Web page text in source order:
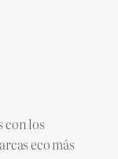
con los
eco más